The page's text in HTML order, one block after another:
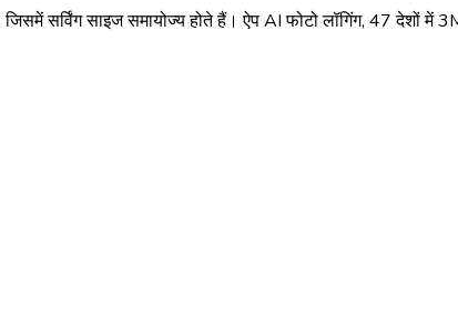
सर्विंग साइज समायोज्य होते हैं। ऐप AI फोटो लॉगिंग, 47 देशों में